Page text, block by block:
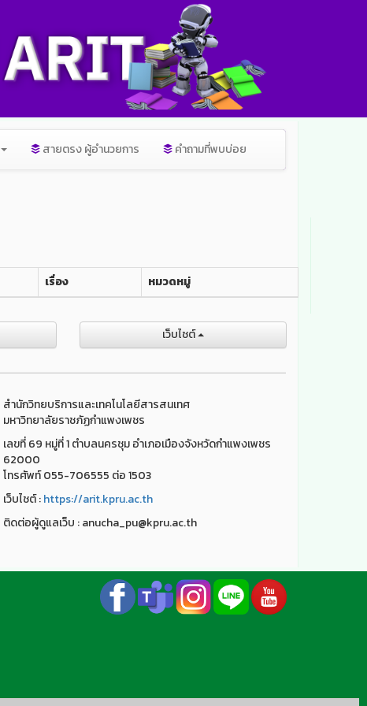
สายตรง ผู้อำนวยการ คำถามที่พบบ่อย
เรื่อง หมวดหมู่
เว็บไชต์
สำนักวิทยบริการและเทคโนโลยีสารสนเทศ
มหาวิทยาลัยราชภัฏกำแพงเพชร
เลขที่ 69 หมู่ที่ 1 ตำบลนครชุม อำเภอเมืองจังหวัดกำแพงเพชร
62000
โทรศัพท์ 055-706555 ต่อ 1503
เว็บไชต์ :https://arit.kpru.ac.th
ติดต่อผู้ดูแลเว็บ : anucha_pu@kpru.ac.th